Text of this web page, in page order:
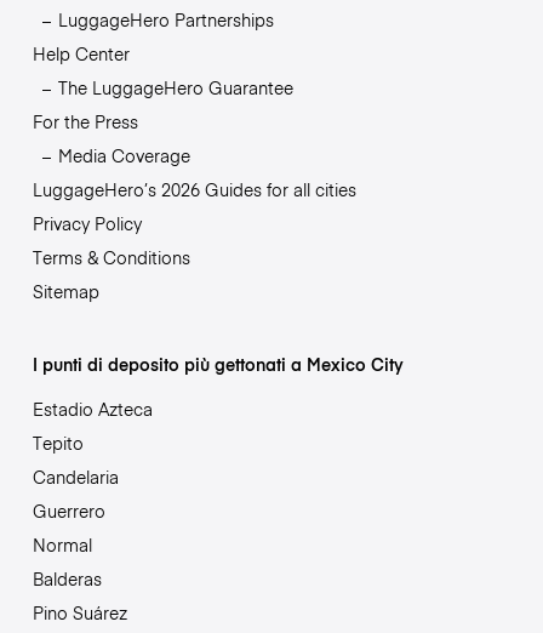
LuggageHero Partnerships
Help Center
The LuggageHero Guarantee
For the Press
Media Coverage
LuggageHero’s 2026 Guides for all cities
Privacy Policy
Terms & Conditions
Sitemap
I punti di deposito più gettonati a Mexico City
Estadio Azteca
Tepito
Candelaria
Guerrero
Normal
Balderas
Pino Suárez